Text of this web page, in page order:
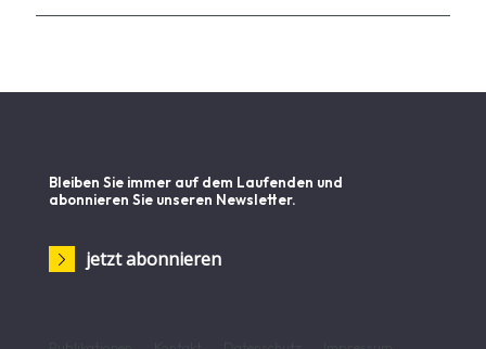
Bleiben Sie immer auf dem Laufenden und
abonnieren Sie unseren Newsletter.
jetzt abonnieren